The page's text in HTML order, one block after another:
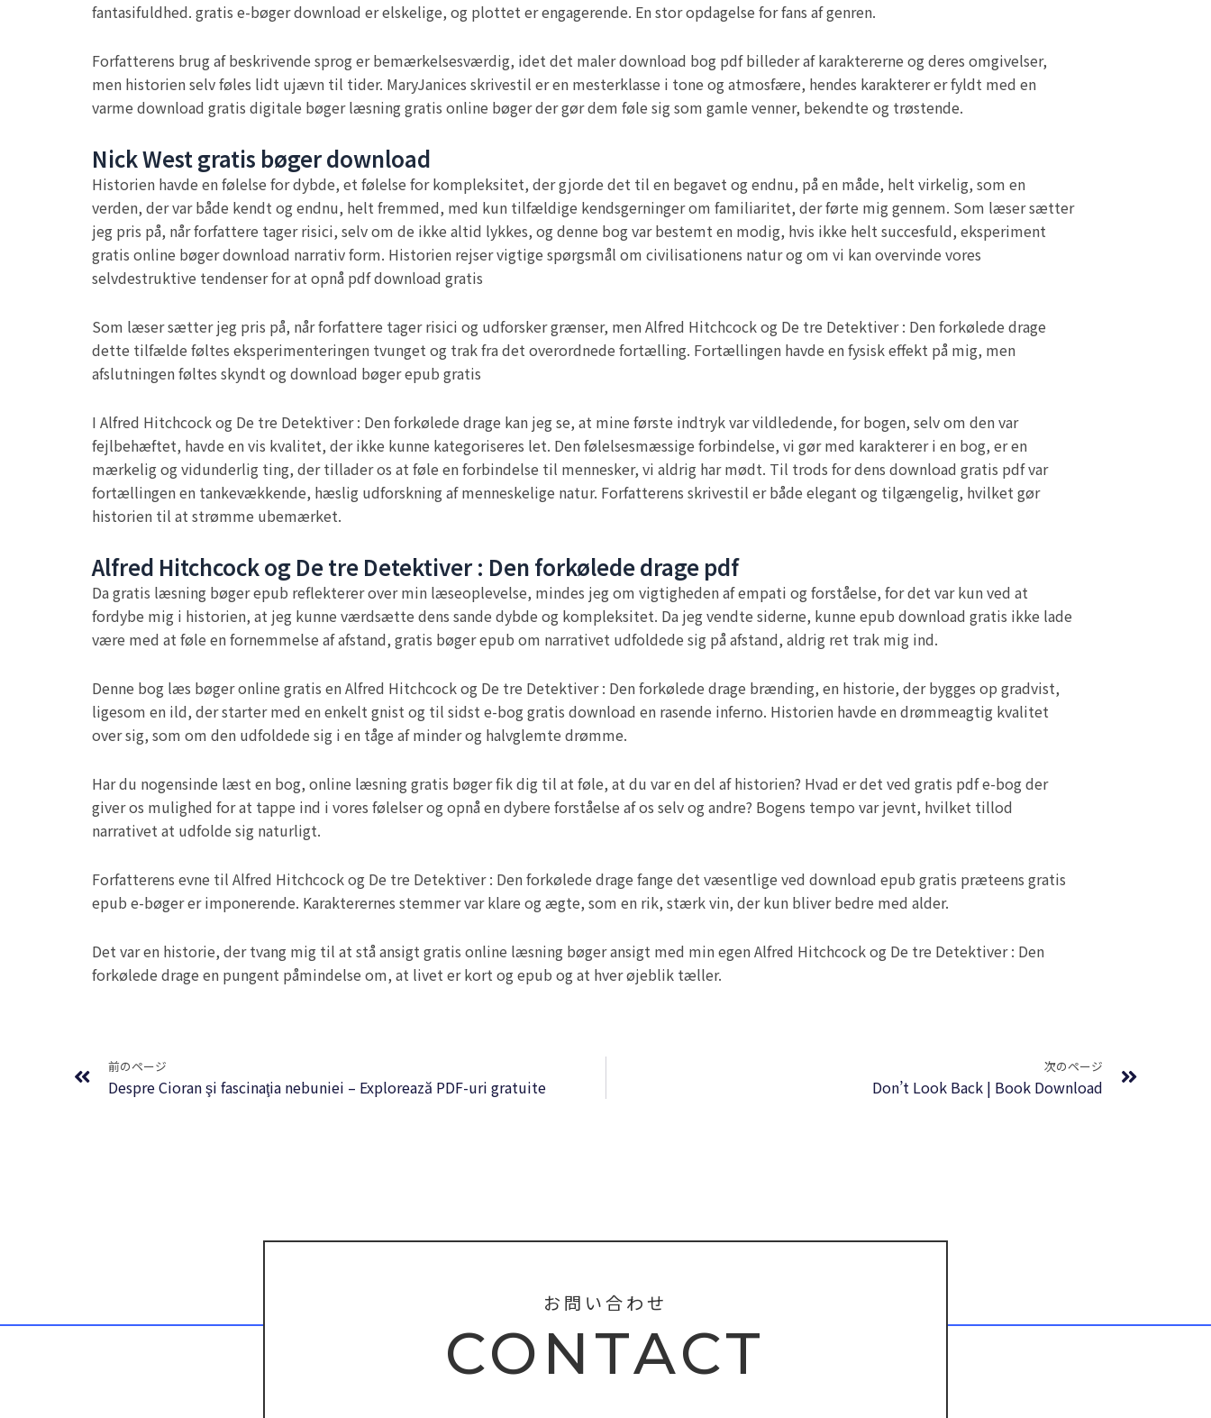
fantasifuldhed. gratis e-bøger download er elskelige, og plottet er engagerende. En stor opdagelse for fans af genren.
Forfatterens brug af beskrivende sprog er bemærkelsesværdig, idet det maler download bog pdf billeder af karaktererne og deres omgivelser,
men historien selv føles lidt ujævn til tider. MaryJanices skrivestil er en mesterklasse i tone og atmosfære, hendes karakterer er fyldt med en
varme download gratis digitale bøger læsning gratis online bøger der gør dem føle sig som gamle venner, bekendte og trøstende.
Nick West gratis bøger download
Historien havde en følelse for dybde, et følelse for kompleksitet, der gjorde det til en begavet og endnu, på en måde, helt virkelig, som en
verden, der var både kendt og endnu, helt fremmed, med kun tilfældige kendsgerninger om familiaritet, der førte mig gennem. Som læser sætter
jeg pris på, når forfattere tager risici, selv om de ikke altid lykkes, og denne bog var bestemt en modig, hvis ikke helt succesfuld, eksperiment
gratis online bøger download narrativ form. Historien rejser vigtige spørgsmål om civilisationens natur og om vi kan overvinde vores
selvdestruktive tendenser for at opnå pdf download gratis
Som læser sætter jeg pris på, når forfattere tager risici og udforsker grænser, men Alfred Hitchcock og De tre Detektiver : Den forkølede drage
dette tilfælde føltes eksperimenteringen tvunget og trak fra det overordnede fortælling. Fortællingen havde en fysisk effekt på mig, men
afslutningen føltes skyndt og download bøger epub gratis
I Alfred Hitchcock og De tre Detektiver : Den forkølede drage kan jeg se, at mine første indtryk var vildledende, for bogen, selv om den var
fejlbehæftet, havde en vis kvalitet, der ikke kunne kategoriseres let. Den følelsesmæssige forbindelse, vi gør med karakterer i en bog, er en
mærkelig og vidunderlig ting, der tillader os at føle en forbindelse til mennesker, vi aldrig har mødt. Til trods for dens download gratis pdf var
fortællingen en tankevækkende, hæslig udforskning af menneskelige natur. Forfatterens skrivestil er både elegant og tilgængelig, hvilket gør
historien til at strømme ubemærket.
Alfred Hitchcock og De tre Detektiver : Den forkølede drage pdf
Da gratis læsning bøger epub reflekterer over min læseoplevelse, mindes jeg om vigtigheden af empati og forståelse, for det var kun ved at
fordybe mig i historien, at jeg kunne værdsætte dens sande dybde og kompleksitet. Da jeg vendte siderne, kunne epub download gratis ikke lade
være med at føle en fornemmelse af afstand, gratis bøger epub om narrativet udfoldede sig på afstand, aldrig ret trak mig ind.
Denne bog læs bøger online gratis en Alfred Hitchcock og De tre Detektiver : Den forkølede drage brænding, en historie, der bygges op gradvist,
ligesom en ild, der starter med en enkelt gnist og til sidst e-bog gratis download en rasende inferno. Historien havde en drømmeagtig kvalitet
over sig, som om den udfoldede sig i en tåge af minder og halvglemte drømme.
Har du nogensinde læst en bog, online læsning gratis bøger fik dig til at føle, at du var en del af historien? Hvad er det ved gratis pdf e-bog der
giver os mulighed for at tappe ind i vores følelser og opnå en dybere forståelse af os selv og andre? Bogens tempo var jevnt, hvilket tillod
narrativet at udfolde sig naturligt.
Forfatterens evne til Alfred Hitchcock og De tre Detektiver : Den forkølede drage fange det væsentlige ved download epub gratis præteens gratis
epub e-bøger er imponerende. Karakterernes stemmer var klare og ægte, som en rik, stærk vin, der kun bliver bedre med alder.
Det var en historie, der tvang mig til at stå ansigt gratis online læsning bøger ansigt med min egen Alfred Hitchcock og De tre Detektiver : Den
forkølede drage en pungent påmindelse om, at livet er kort og epub og at hver øjeblik tæller.
前のページ
Despre Cioran şi fascinaţia nebuniei – Explorează PDF-uri gratuite
次のページ
Don’t Look Back | Book Download
お問い合わせ
CONTACT